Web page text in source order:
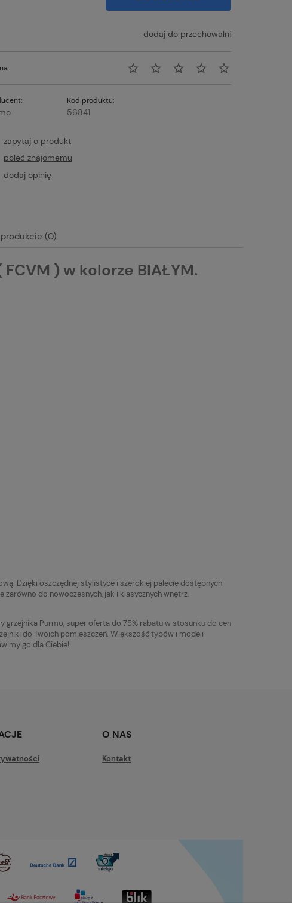
dodaj do przechowalni
Kod produktu:
56841
zapytaj o produkt
poleć znajomemu
dodaj opinię
kosztów
(0)
) w kolorze BIAŁYM.
Dzięki oszczędnej stylistyce i szerokiej palecie dostępnych
do nowoczesnych, jak i klasycznych wnętrz.
Purmo, super oferta do 75% rabatu w stosunku do cen
do Twoich pomieszczeń. Większość typów i modeli
go dla Ciebie!
O NAS
Kontakt